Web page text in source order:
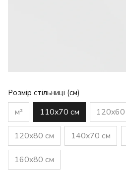
Розмір стільниці (см)
м² 110x70 см
120x80 см 140x70 см
160x80 см